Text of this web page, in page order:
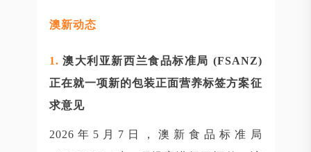
澳新动态
1. 澳大利亚新西兰食品标准局 (FSANZ)
正在就一项新的包装正面营养标签方案征
求意见
2026年5月7日，澳新食品标准局